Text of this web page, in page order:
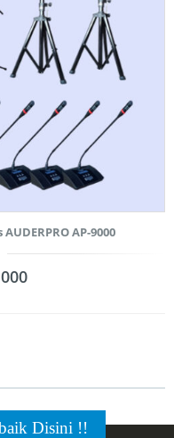
AP-9000
Disini !!